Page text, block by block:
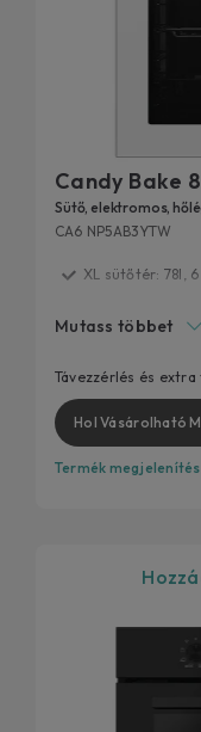
Candy Bake
Sütő, elektromos,
CA6 NP5AB3YTW
XL sütőtér: 78l,
Smart View
Mutass többet
Távezzérlés és extra
Hol Vásárolható
Termék